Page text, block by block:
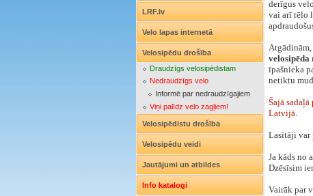
LRF.lv
Velo lapas internetā
Velosipēdu drošība
Draudzīgs velosipēdistam
Nedraudzīgs velo
Informē par nedraudzīgajiem
Viņi palīdz velo zagļiem!
Velosipēdistu drošība
Velosipēdu veidi
Jautājumi un atbildes
Info katalogi
derīgus
vai arī tēlo
Atgādinām,
īpašnieka
netiktu
Šajā
Latvijā.
Lasītāji var
Ja kāds no
Dzēsīsim
Vairāk par